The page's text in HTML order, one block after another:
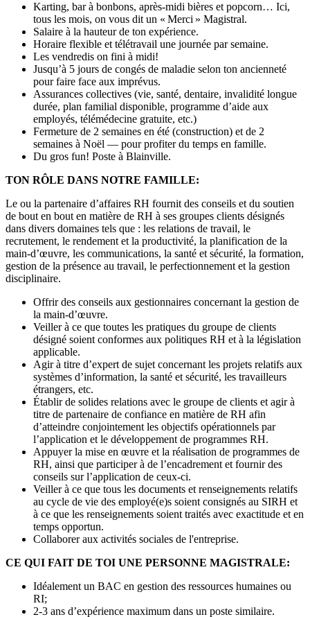
Karting, bar à bonbons, après-midi bières et popcorn… Ici,
tous les mois, on vous dit un « Merci » Magistral.
Salaire à la hauteur de ton expérience.
Horaire flexible et télétravail une journée par semaine.
Les vendredis on fini à midi!
Jusqu’à 5 jours de congés de maladie selon ton ancienneté
pour faire face aux imprévus.
Assurances collectives (vie, santé, dentaire, invalidité longue
durée, plan familial disponible, programme d’aide aux
employés, télémédecine gratuite, etc.)
Fermeture de 2 semaines en été (construction) et de 2
semaines à Noël — pour profiter du temps en famille.
Du gros fun! Poste à Blainville.
TON RÔLE DANS NOTRE FAMILLE:
Le ou la partenaire d’affaires RH fournit des conseils et du soutien
de bout en bout en matière de RH à ses groupes clients désignés
dans divers domaines tels que : les relations de travail, le
recrutement, le rendement et la productivité, la planification de la
main-d’œuvre, les communications, la santé et sécurité, la formation,
gestion de la présence au travail, le perfectionnement et la gestion
disciplinaire.
Offrir des conseils aux gestionnaires concernant la gestion de
la main-d’œuvre.
Veiller à ce que toutes les pratiques du groupe de clients
désigné soient conformes aux politiques RH et à la législation
applicable.
Agir à titre d’expert de sujet concernant les projets relatifs aux
systèmes d’information, la santé et sécurité, les travailleurs
étrangers, etc.
Établir de solides relations avec le groupe de clients et agir à
titre de partenaire de confiance en matière de RH afin
d’atteindre conjointement les objectifs opérationnels par
l’application et le développement de programmes RH.
Appuyer la mise en œuvre et la réalisation de programmes de
RH, ainsi que participer à de l’encadrement et fournir des
conseils sur l’application de ceux-ci.
Veiller à ce que tous les documents et renseignements relatifs
au cycle de vie des employé(e)s soient consignés au SIRH et
à ce que les renseignements soient traités avec exactitude et en
temps opportun.
Collaborer aux activités sociales de l'entreprise.
CE QUI FAIT DE TOI UNE PERSONNE MAGISTRALE:
Idéalement un BAC en gestion des ressources humaines ou
RI;
2-3 ans d’expérience maximum dans un poste similaire.